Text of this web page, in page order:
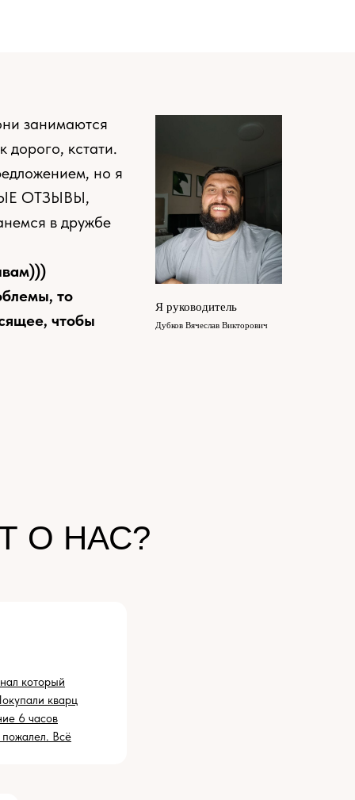
занимаются
дорого, кстати.
но я
ОТЗЫВЫ,
в дружбе
то
чтобы
Я руководитель
Дубков Вячеслав Викторович
О НАС?
который
кварц
6 часов
пожалел. Всё